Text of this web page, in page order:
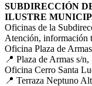
SUBDIRECCIÓN
ILUSTRE
Oficinas de la
Atención, información
Oficina Plaza de Armas
📍 Plaza de Armas s/n,
Oficina Cerro Santa
📍 Terraza Neptuno